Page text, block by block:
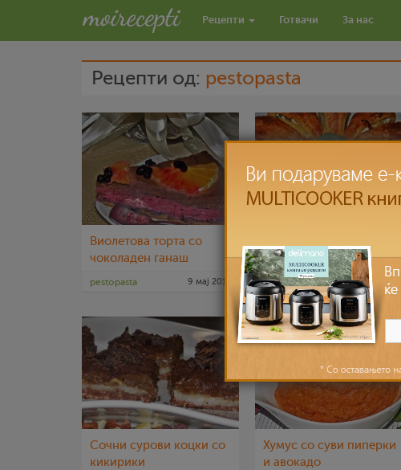
Рецепти Готвачи За нас
Рецепти од: pestopasta
Виолетова торта со
чоколаден ганаш
pestopasta 9 мај 2015 pestopasta 8 мај 2015
Сочни сурови коцки со
кикирики
Хумус со суви пиперки
и авокадо